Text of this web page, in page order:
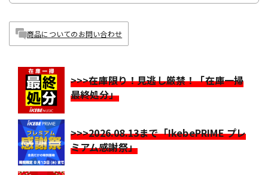
商品についてのお問い合わせ
>>>在庫限り！見逃し厳禁！「在庫一掃
最終処分」
>>>2026.08.13まで「IkebePRIME プレ
ミアム感謝祭」